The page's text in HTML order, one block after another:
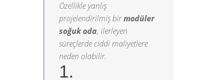
Özellikle yanlış
projelendirilmiş birmodüler
soğuk oda, ilerleyen
süreçlerde ciddi maliyetlere
neden olabilir.
1.